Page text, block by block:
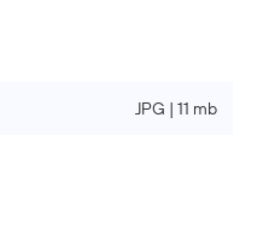
JPG | 11 mb